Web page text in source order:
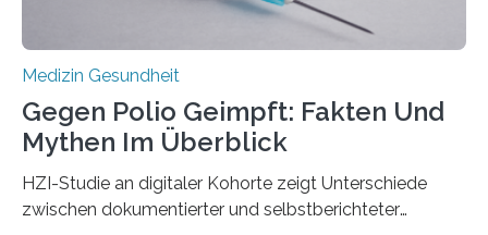
Medizin Gesundheit
Gegen Polio Geimpft: Fakten Und
Mythen Im Überblick
HZI-Studie an digitaler Kohorte zeigt Unterschiede
zwischen dokumentierter und selbstberichteter